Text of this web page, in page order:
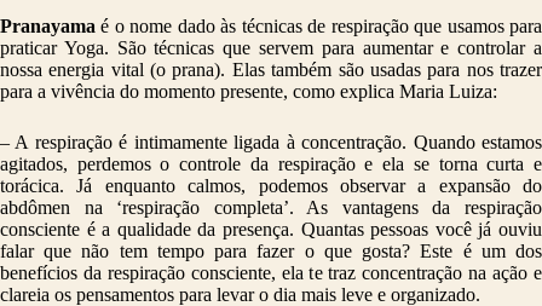
Pranayama é o nome dado às técnicas de respiração que usamos para
praticar Yoga. São técnicas que servem para aumentar e controlar a
nossa energia vital (o prana). Elas também são usadas para nos trazer
para a vivência do momento presente, como explica Maria Luiza:
– A respiração é intimamente ligada à concentração. Quando estamos
agitados, perdemos o controle da respiração e ela se torna curta e
torácica. Já enquanto calmos, podemos observar a expansão do
abdômen na ‘respiração completa’. As vantagens da respiração
consciente é a qualidade da presença. Quantas pessoas você já ouviu
falar que não tem tempo para fazer o que gosta? Este é um dos
benefícios da respiração consciente, ela te traz concentração na ação e
clareia os pensamentos para levar o dia mais leve e organizado.